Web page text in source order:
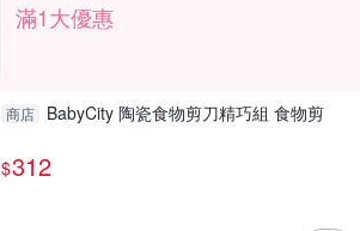
滿1大優惠
商店 BabyCity 陶瓷食物剪刀精巧組 食物剪
$312